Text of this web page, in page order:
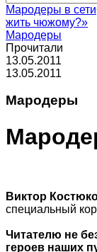
Мародеры в сети
жить чюжому?»
Мародеры
Прочитали
13.05.2011
13.05.2011
Мародеры
Виктор
специальный
Читателю не
героев наших